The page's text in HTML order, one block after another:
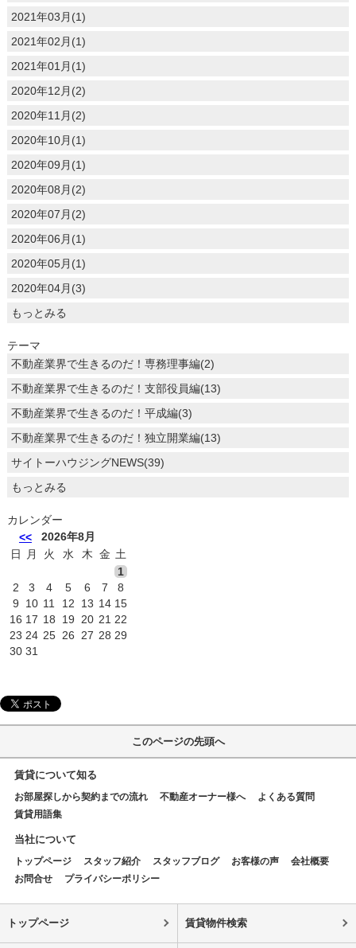
2021年03月(1)
2021年02月(1)
2021年01月(1)
2020年12月(2)
2020年11月(2)
2020年10月(1)
2020年09月(1)
2020年08月(2)
2020年07月(2)
2020年06月(1)
2020年05月(1)
2020年04月(3)
もっとみる
テーマ
不動産業界で生きるのだ！専務理事編(2)
不動産業界で生きるのだ！支部役員編(13)
不動産業界で生きるのだ！平成編(3)
不動産業界で生きるのだ！独立開業編(13)
サイトーハウジングNEWS(39)
もっとみる
カレンダー
<<
2026年8月
日
月 火 水 木 金 土
1
2
3 4 5 6 7
8
9
10 11 12 13 14 15
16 17 18 19 20 21 22
23 24 25 26 27 28 29
30 31
このページの先頭へ
賃貸について知る
お部屋探しから契約までの流れ 不動産オーナー様へ
よくある質問
賃貸用語集
当社について
トップページ スタッフ紹介 スタッフブログ お客様の声
会社概要
お問合せ
プライバシーポリシー
トップページ 賃貸物件検索